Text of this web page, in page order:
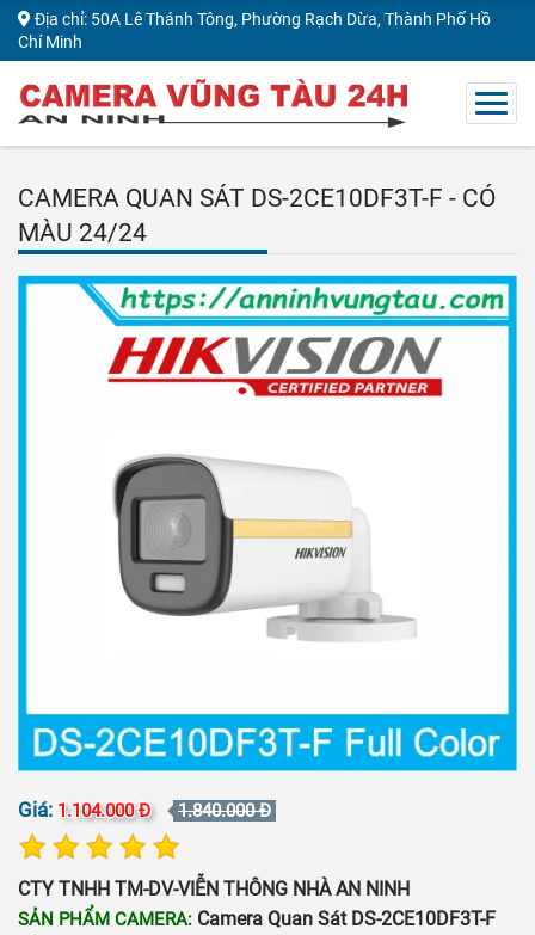
Địa chỉ: 50A Lê Thánh Tông, Phường Rạch Dừa, Thành Phố Hồ
Chí Minh
CAMERA QUAN SÁT DS-2CE10DF3T-F - CÓ
MÀU 24/24
Giá: 1.104.000 Đ 1.840.000 Đ
CTY TNHH TM-DV-VIỄN THÔNG NHÀ AN NINH
SẢN PHẨM CAMERA: Camera Quan Sát DS-2CE10DF3T-F